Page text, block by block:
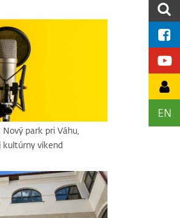
EN
park pri Váhu,
kultúrny víkend